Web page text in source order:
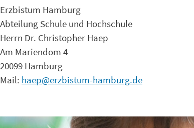
Erzbistum Hamburg
Abteilung Schule und Hochschule
Herrn Dr. Christopher Haep
Am Mariendom 4
20099 Hamburg
Mail: haep@erzbistum-hamburg.de